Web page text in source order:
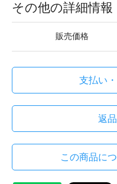
その他の詳細情報
販売価格
支払い
返
この商品に